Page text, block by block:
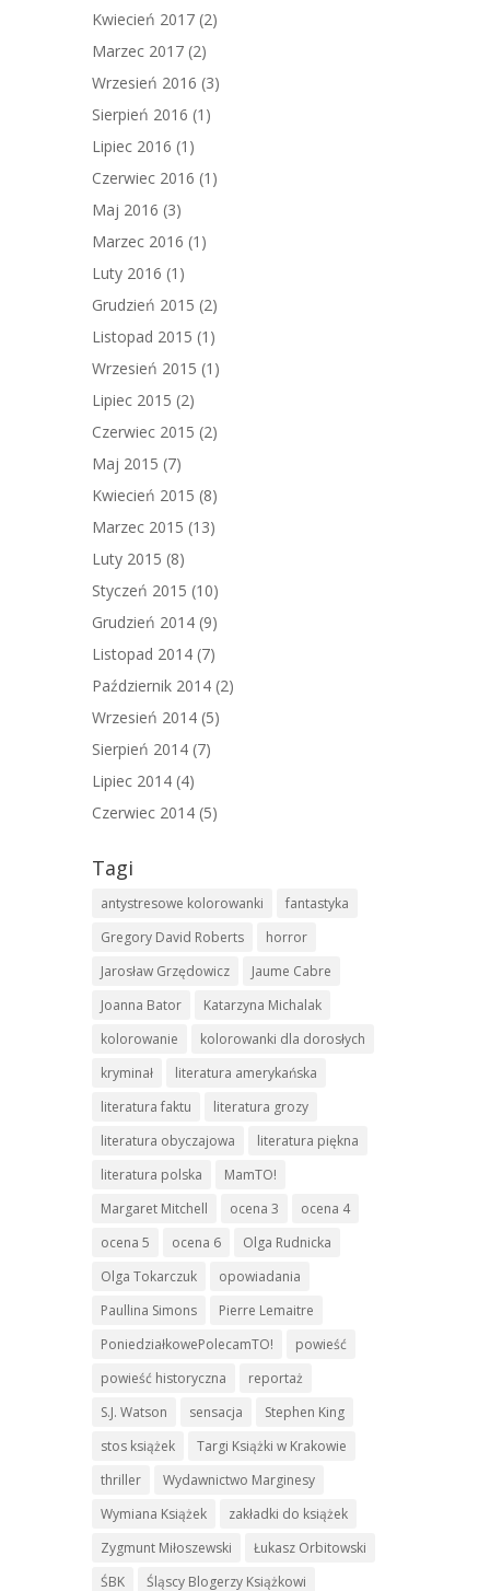
Kwiecień 2017 (2)
Marzec 2017 (2)
Wrzesień 2016 (3)
Sierpień 2016 (1)
Lipiec 2016 (1)
Czerwiec 2016 (1)
Maj 2016 (3)
Marzec 2016 (1)
Luty 2016 (1)
Grudzień 2015 (2)
Listopad 2015 (1)
Wrzesień 2015 (1)
Lipiec 2015 (2)
Czerwiec 2015 (2)
Maj 2015 (7)
Kwiecień 2015 (8)
Marzec 2015 (13)
Luty 2015 (8)
Styczeń 2015 (10)
Grudzień 2014 (9)
Listopad 2014 (7)
Październik 2014 (2)
Wrzesień 2014 (5)
Sierpień 2014 (7)
Lipiec 2014 (4)
Czerwiec 2014 (5)
Tagi
antystresowe kolorowanki
fantastyka
Gregory David Roberts
horror
Jarosław Grzędowicz
Jaume Cabre
Joanna Bator
Katarzyna Michalak
kolorowanie
kolorowanki dla dorosłych
kryminał
literatura amerykańska
literatura faktu
literatura grozy
literatura obyczajowa
literatura piękna
literatura polska
MamTO!
Margaret Mitchell
ocena 3
ocena 4
ocena 5
ocena 6
Olga Rudnicka
Olga Tokarczuk
opowiadania
Paullina Simons
Pierre Lemaitre
PoniedziałkowePolecamTO!
powieść
powieść historyczna
reportaż
S.J. Watson
sensacja
Stephen King
stos książek
Targi Książki w Krakowie
thriller
Wydawnictwo Marginesy
Wymiana Książek
zakładki do książek
Zygmunt Miłoszewski
Łukasz Orbitowski
ŚBK
Śląscy Blogerzy Książkowi